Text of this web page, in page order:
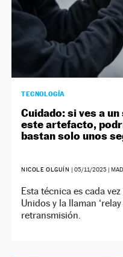
TECNOLOGÍA
Cuidado: si ves a
este artefacto,
bastan solo unos
NICOLE OLGUÍN | 05/11/2025|
Esta técnica es cada
Unidos y la llaman
retransmisión.